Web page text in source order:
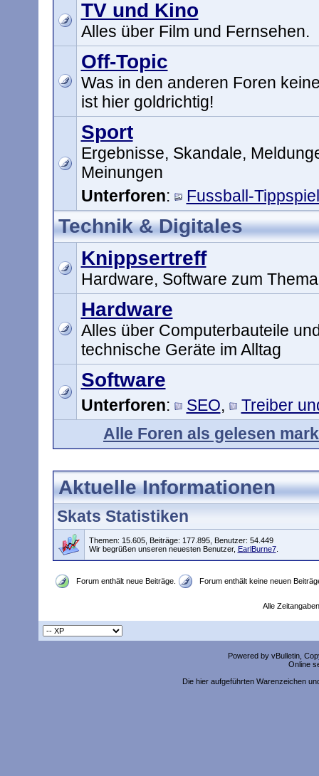
TV und Kino
Alles über Film und Fernsehen.
Off-Topic
Was in den anderen Foren
ist hier goldrichtig!
Sport
Ergebnisse, Skandale,
Meinungen
Unterforen: Fussball-Tippspiel
Technik & Digitales
Knippsertreff
Hardware, Software zum
Hardware
Alles über Computerbauteile
technische Geräte im Alltag
Software
Unterforen: SEO,
Treiber
Alle Foren als gelesen
Aktuelle Informationen
Skats Statistiken
Themen: 15.605, Beiträge: 177.895, Benutzer: 54.449
Wir begrüßen unseren neuesten Benutzer, EarlBurne7.
Forum enthält neue Beiträge. Forum enthält keine neuen
Alle
Powered by vBulletin,
Online
Die hier aufgeführten Warenzeichen